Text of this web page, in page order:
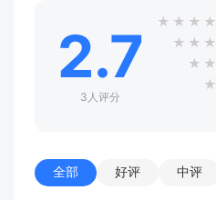
2.7
3人评分
★ ★ ★ ★
★ ★ ★
★ ★
★
全部 好评 中评